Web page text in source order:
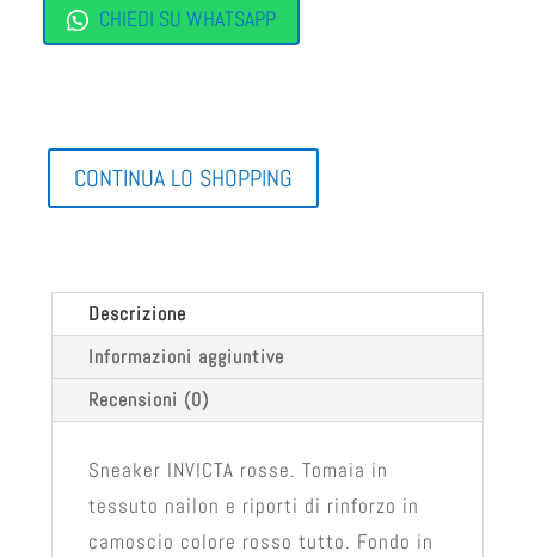
CHIEDI SU WHATSAPP
CONTINUA LO SHOPPING
Descrizione
Informazioni aggiuntive
Recensioni (0)
Sneaker INVICTA rosse. Tomaia in
tessuto nailon e riporti di rinforzo in
camoscio colore rosso tutto. Fondo in